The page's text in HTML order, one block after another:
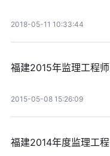
2018-05-11 10:33:44
福建2015年监理工程
2015-05-08 15:26:09
福建2014年度监理工